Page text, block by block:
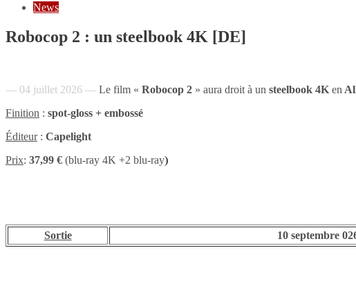
News
Robocop 2 : un steelbook 4K [DE]
— 04 juillet 2026 — Le film « Robocop 2 » aura droit à un steelbook 4K en
Finition : spot-gloss + embossé
Éditeur: Capelight
Prix: 37,99 € (blu-ray 4K +2 blu-ray)
Sortie 10 septembre